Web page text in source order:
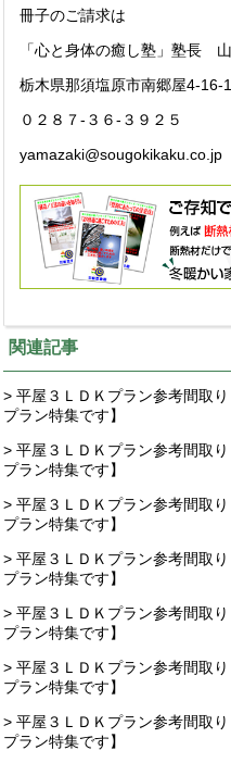
冊子のご請求は
「心と身体の癒し塾」塾長
栃木県那須塩原市南郷屋4-16-1
０２８７-３６-３９２５
yamazaki@sougokikaku.co.jp
関連記事
> 平屋３ＬＤＫプラン参考間取
プラン特集です】
> 平屋３ＬＤＫプラン参考間取
プラン特集です】
> 平屋３ＬＤＫプラン参考間取
プラン特集です】
> 平屋３ＬＤＫプラン参考間取
プラン特集です】
> 平屋３ＬＤＫプラン参考間取
プラン特集です】
> 平屋３ＬＤＫプラン参考間取
プラン特集です】
> 平屋３ＬＤＫプラン参考間取
プラン特集です】